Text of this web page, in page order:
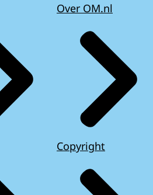
Over OM.nl
Copyright